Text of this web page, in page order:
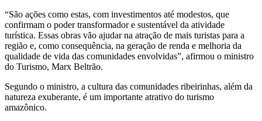
“São ações como estas, com investimentos até modestos, que
confirmam o poder transformador e sustentável da atividade
turística. Essas obras vão ajudar na atração de mais turistas para a
região e, como consequência, na geração de renda e melhoria da
qualidade de vida das comunidades envolvidas”, afirmou o ministro
do Turismo, Marx Beltrão.
Segundo o ministro, a cultura das comunidades ribeirinhas, além da
natureza exuberante, é um importante atrativo do turismo
amazônico.